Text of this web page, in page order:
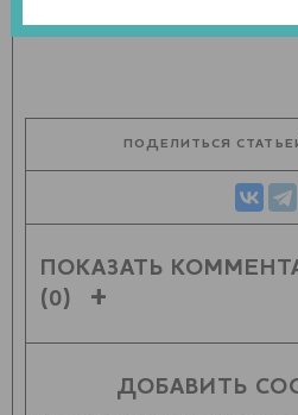
ПОДЕЛИТЬСЯ
ПОКАЗАТЬ
(0)
ДОБАВИТЬ